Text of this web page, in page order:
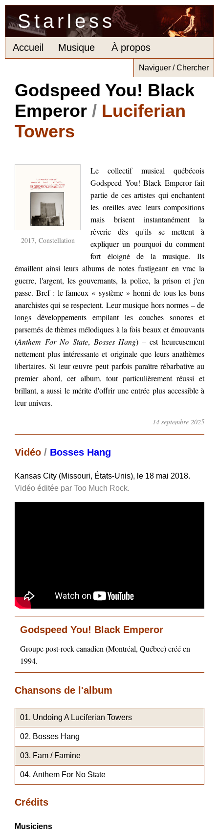
Starless
Accueil Musique À propos
Naviguer / Chercher
Godspeed You! Black
Emperor / Luciferian
Towers
2017, Constellation
Le collectif musical québécois
Godspeed You! Black Emperor fait
partie de ces artistes qui enchantent
les oreilles avec leurs compositions
mais brisent instantanément la
rêverie dès qu'ils se mettent à
expliquer un pourquoi du comment
fort éloigné de la musique. Ils
émaillent ainsi leurs albums de notes fustigeant en vrac la
guerre, l'argent, les gouvernants, la police, la prison et j'en
passe. Bref : le fameux « système » honni de tous les bons
anarchistes qui se respectent. Leur musique hors normes – de
longs développements empilant les couches sonores et
parsemés de thèmes mélodiques à la fois beaux et émouvants
(Anthem For No State, Bosses Hang) – est heureusement
nettement plus intéressante et originale que leurs anathèmes
libertaires. Si leur œuvre peut parfois paraître rébarbative au
premier abord, cet album, tout particulièrement réussi et
brillant, a aussi le mérite d'offrir une entrée plus accessible à
leur univers.
14 septembre 2025
Vidéo / Bosses Hang
Kansas City (Missouri, États-Unis), le 18 mai 2018.
Vidéo éditée par Too Much Rock.
Godspeed You! Black Emperor
Groupe post-rock canadien (Montréal, Québec) créé en
1994.
Chansons de l'album
Undoing A Luciferian Towers
Bosses Hang
Fam / Famine
Anthem For No State
Crédits
Musiciens